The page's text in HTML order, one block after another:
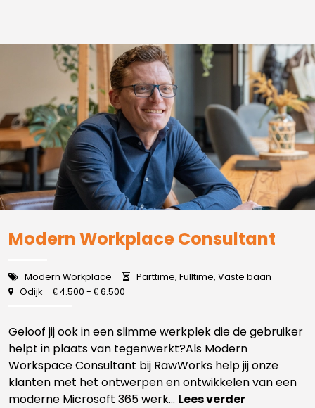
Modern Workplace Consultant
Modern Workplace
Parttime, Fulltime, Vaste baan
Odijk
€ 4.500 - € 6.500
Geloof jij ook in een slimme werkplek die de gebruiker
helpt in plaats van tegenwerkt?Als Modern
Workspace Consultant bij RawWorks help jij onze
klanten met het ontwerpen en ontwikkelen van een
moderne Microsoft 365 werk... Lees verder